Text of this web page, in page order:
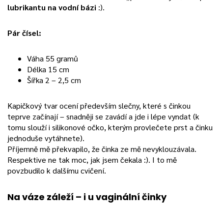
lubrikantu na vodní bázi :).
Pár čísel:
Váha 55 gramů
Délka 15 cm
Šířka 2 – 2,5 cm
Kapičkový tvar ocení především slečny, které s činkou
teprve začínají – snadněji se zavádí a jde i lépe vyndat (k
tomu slouží i silikonové očko, kterým provlečete prst a činku
jednoduše vytáhnete).
Příjemně mě překvapilo, že činka ze mě nevyklouzávala.
Respektive ne tak moc, jak jsem čekala :). I to mě
povzbudilo k dalšímu cvičení.
Na váze záleží – i u vaginální činky